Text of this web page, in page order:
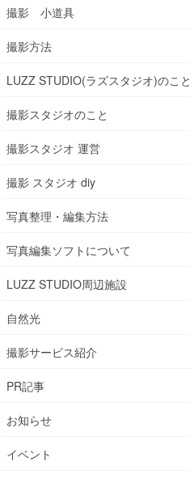
撮影 小道具
撮影方法
LUZZ STUDIO(ラズスタジオ)のこと
撮影スタジオのこと
撮影スタジオ 運営
撮影 スタジオ diy
写真整理・編集方法
写真編集ソフトについて
LUZZ STUDIO周辺施設
自然光
撮影サービス紹介
PR記事
お知らせ
イベント